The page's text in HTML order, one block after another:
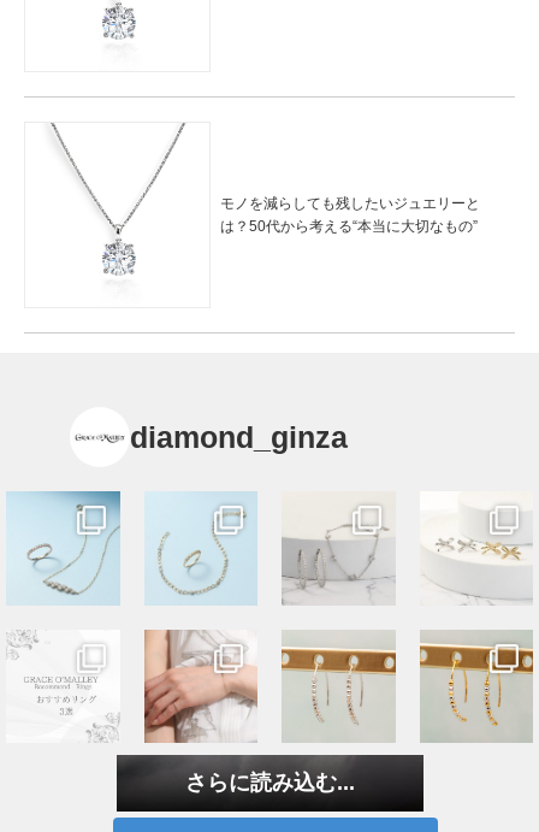
モノを減らしても残したいジュエリーと
は？50代から考える“本当に大切なもの”
diamond_ginza
さらに読み込む...